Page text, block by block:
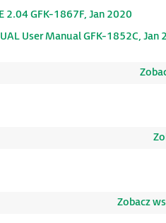
2.04 GFK-1867F, Jan 2020
User Manual GFK-1852C, Jan
Zobacz